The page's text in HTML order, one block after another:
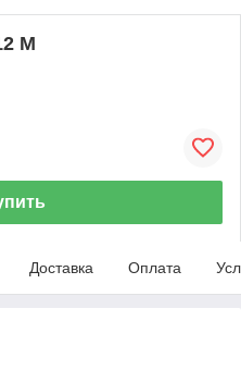
M
Доставка Оплата